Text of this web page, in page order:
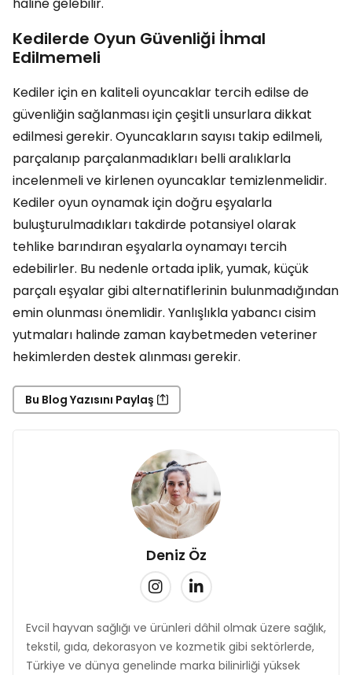
Kedilerde Oyun Güvenliği İhmal
Edilmemeli
Kediler için en kaliteli oyuncaklar tercih edilse de
güvenliğin sağlanması için çeşitli unsurlara dikkat
edilmesi gerekir. Oyuncakların sayısı takip edilmeli,
parçalanıp parçalanmadıkları belli aralıklarla
incelenmeli ve kirlenen oyuncaklar temizlenmelidir.
Kediler oyun oynamak için doğru eşyalarla
buluşturulmadıkları takdirde potansiyel olarak
tehlike barındıran eşyalarla oynamayı tercih
edebilirler. Bu nedenle ortada iplik, yumak, küçük
parçalı eşyalar gibi alternatiflerinin bulunmadığından
emin olunması önemlidir. Yanlışlıkla yabancı cisim
yutmaları halinde zaman kaybetmeden veteriner
hekimlerden destek alınması gerekir.
Bu Blog Yazısını Paylaş
Deniz Öz
Evcil hayvan sağlığı ve ürünleri dâhil olmak üzere sağlık,
tekstil, gıda, dekorasyon ve kozmetik gibi sektörlerde,
Türkiye ve dünya genelinde marka bilinirliği yüksek